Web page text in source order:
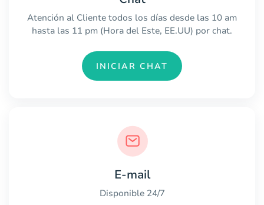
Atención al Cliente todos los días desde las 10 am
hasta las 11 pm (Hora del Este, EE.UU) por chat.
INICIAR CHAT
E-mail
Disponible 24/7